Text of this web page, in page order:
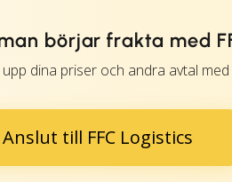
börjar frakta med
dina priser och andra avtal
Anslut till FFC Logistics